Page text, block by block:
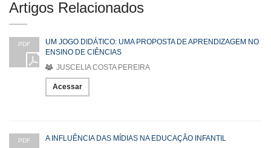
Artigos Relacionados
PDF
UM JOGO DIDÁTICO: UMA PROPOSTA DE APRENDIZAGEM NO
ENSINO DE CIÊNCIAS
JUSCELIA COSTA PEREIRA
Acessar
PDF
A INFLUÊNCIA DAS MÍDIAS NA EDUCAÇÃO INFANTIL